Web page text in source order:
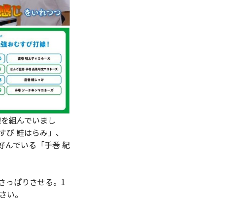
組んでいまし
鮭はらみ」、
んでいる「手巻 紀
っぱりさせる。1
。